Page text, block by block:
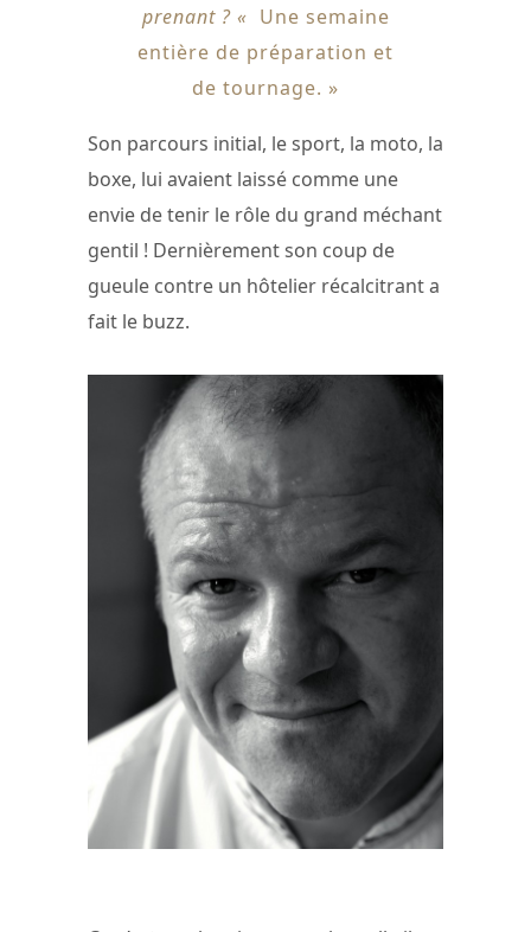
prenant ? « Une semaine
entière de préparation et
de tournage. »
Son parcours initial, le sport, la moto, la
boxe, lui avaient laissé comme une
envie de tenir le rôle du grand méchant
gentil ! Dernièrement son coup de
gueule contre un hôtelier récalcitrant a
fait le buzz.